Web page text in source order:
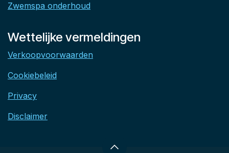
Zwemspa onderhoud
Wettelijke vermeldingen
Verkoopvoorwaarden
Cookiebeleid
Privacy
Disclaimer